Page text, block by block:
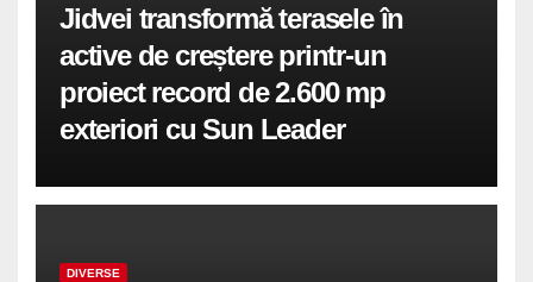
Jidvei transformă terasele în
active de creștere printr-un
proiect record de 2.600 mp
exteriori cu Sun Leader
DIVERSE